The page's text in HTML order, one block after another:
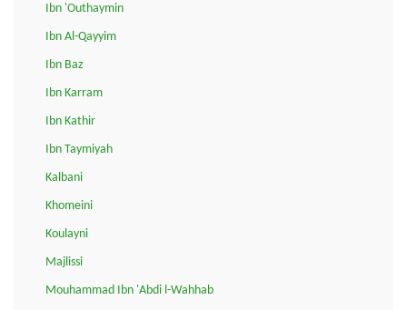
Ibn 'Outhaymin
Ibn Al-Qayyim
Ibn Baz
Ibn Karram
Ibn Kathir
Ibn Taymiyah
Kalbani
Khomeini
Koulayni
Majlissi
Mouhammad Ibn 'Abdi l-Wahhab